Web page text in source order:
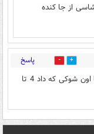
از جا کنده
1 پاسخ
ماشین استاندارد! اگر یه ماشین بی کیفیت بود با اون شوکی که داد 4 تا